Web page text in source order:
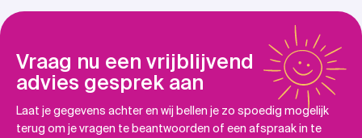
Vraag nu een vrijblijvend
advies gesprek aan
Laat je gegevens achter en wij bellen je zo spoedig mogelijk
terug om je vragen te beantwoorden of een afspraak in te